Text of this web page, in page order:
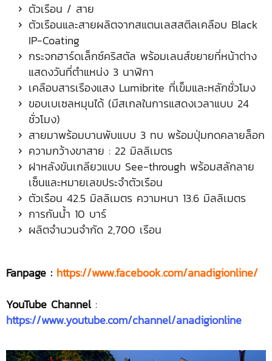
ตัวเรือน / สาย
ตัวเรือนและสายผลิตจากสแตนเลสสตีลเคลือบ Black
IP-Coating
กระจกฮาร์ดเล็กซ์คริสตัล พร้อมเลนส์ขยายที่หน้าต่าง
แสดงวันที่ตำแหน่ง 3 นาฬิกา
เคลือบสารเรืองแสง Lumibrite ที่เข็มและหลักชั่วโมง
ขอบเบเซลหมุนได้ (มีสเกลในการแสดงเวลาแบบ 24
ชั่วโมง)
สายมาพร้อมบานพับแบบ 3 ทบ พร้อมปุ่มกดคลายล็อก
ความกว้างขาสาย : 22 มิลลิเมตร
ฝาหลังขันเกลียวแบบ See-through พร้อมสลักลาย
เซ็นและหมายเลขประจำตัวเรือน
ตัวเรือน 42.5 มิลลิเมตร ความหนา 13.6 มิลลิเมตร
การกันน้ำ 10 บาร์
ผลิตจำนวนจำกัด 2,700 เรือน
Fanpage : https://www.facebook.com/anadigionline/
YouTube Channel :
https://www.youtube.com/channel/anadigionline